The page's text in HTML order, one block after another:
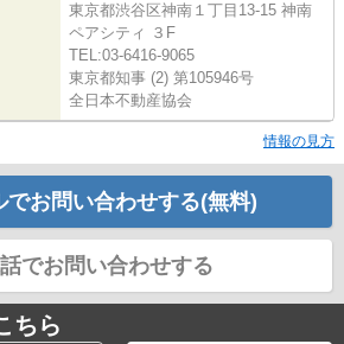
東京都渋谷区神南１丁目13-15 神南
ペアシティ ３F
TEL:03-6416-9065
東京都知事 (2) 第105946号
全日本不動産協会
情報の見方
でお問い合わせする(無料)
でお問い合わせする
ちら